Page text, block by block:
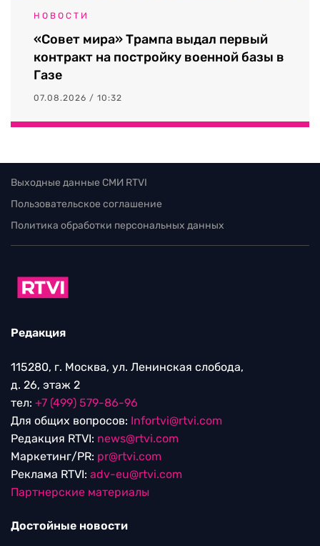
НОВОСТИ
«Совет мира» Трампа выдал первый
контракт на постройку военной базы в
Газе
07.08.2026 / 10:32
Выходные данные СМИ RTVI
Пользовательское соглашение
Политика обработки персональных данных
Редакция
115280, г. Москва, ул. Ленинская слобода,
д. 26, этаж 2
тел: +7 (499) 579-86-96
Для общих вопросов: Infortvi@rtvi.com
Редакция RTVI: news@rtvi.com
Маркетинг/PR: pr@rtvi.com
Реклама RTVI: adv-eu@rtvi.com
Партнерские материалы
Достойные новости